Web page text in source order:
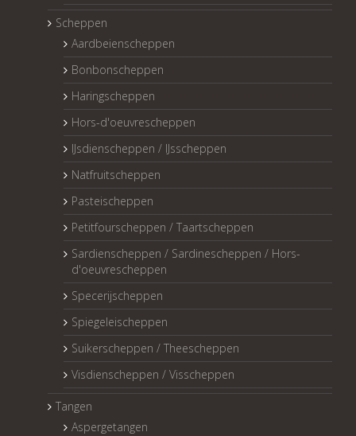
Scheppen
Aardbeienscheppen
Bonbonscheppen
Haringscheppen
Hors-d'oeuvrescheppen
IJsdienscheppen / IJsscheppen
Natfruitscheppen
Pasteischeppen
Petitfourscheppen / Taartscheppen
Sardienscheppen / Sardinescheppen / Hors-
d'oeuvrescheppen
Specerijscheppen
Spiegeleischeppen
Suikerscheppen / Theescheppen
Visdienscheppen / Visscheppen
Tangen
Aspergetangen